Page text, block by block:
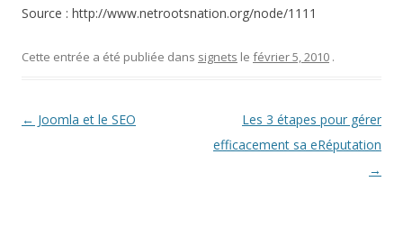
Source : http://www.netrootsnation.org/node/1111
Cette entrée a été publiée dans signets le février 5, 2010 .
Navigation des articles
← Joomla et le SEO
Les 3 étapes pour gérer
efficacement sa eRéputation
→